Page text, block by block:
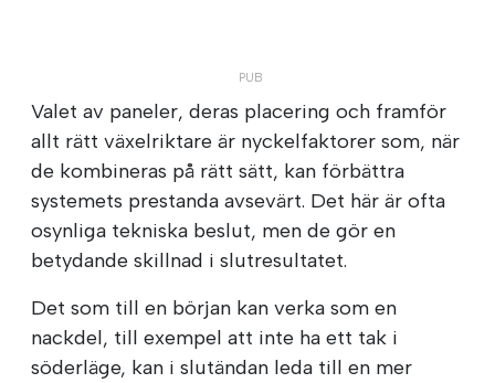
Valet av paneler, deras placering och framför
allt rätt växelriktare är nyckelfaktorer som, när
de kombineras på rätt sätt, kan förbättra
systemets prestanda avsevärt. Det här är ofta
osynliga tekniska beslut, men de gör en
betydande skillnad i slutresultatet.
Det som till en början kan verka som en
nackdel, till exempel att inte ha ett tak i
söderläge, kan i slutändan leda till en mer